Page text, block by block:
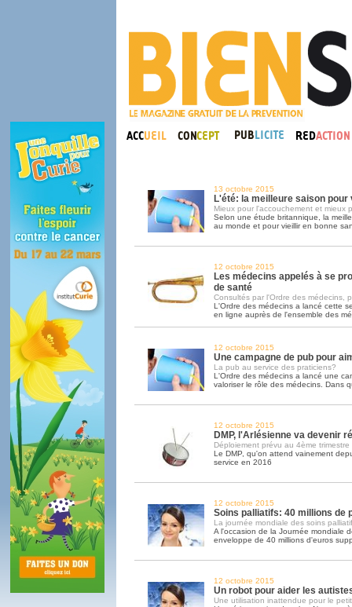
13 octobre 2015
L'été: la meilleure saison pour
Mieux pour l'accouchement et mieux
Selon une étude britannique, la
au monde et pour vieillir en bonne
12 octobre 2015
Les médecins appelés à se
de santé
Consultés par l'Ordre des médecins,
L'Ordre des médecins a lancé cette
en ligne auprès de l'ensemble des
12 octobre 2015
Une campagne de pub pour
La pub au service des praticiens?
L'Ordre des médecins a lancé une
valoriser le rôle des médecins. Dans
12 octobre 2015
DMP, l'Arlésienne va devenir
Déploiement prévu au 4ème trimestre
Le DMP, qu'on attend vainement
service en 2016
12 octobre 2015
Soins palliatifs: 40 millions de
La journée mondiale des soins
A l'occasion de la Journée mondiale
enveloppe de 40 millions d'euros
12 octobre 2015
Un robot pour aider les
Une utilisation inattendue pour le